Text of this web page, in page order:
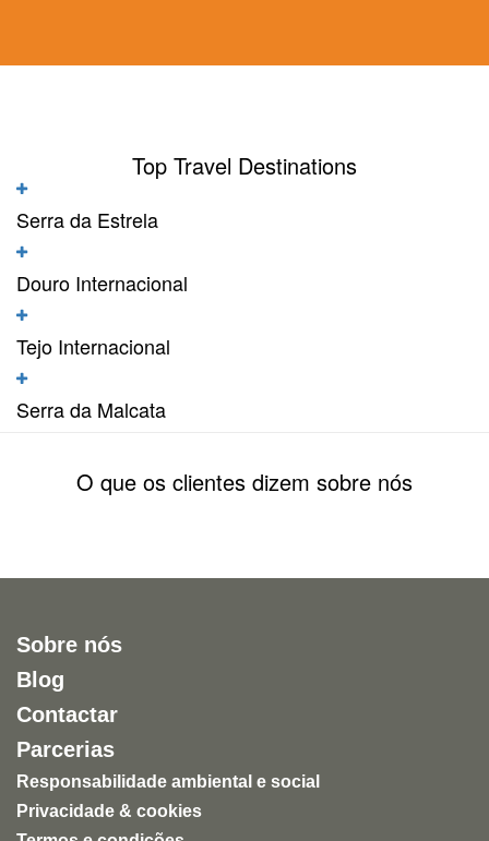
Top Travel Destinations
Serra da Estrela
Douro Internacional
Tejo Internacional
Serra da Malcata
O que os clientes dizem sobre nós
Sobre nós
Blog
Contactar
Parcerias
Responsabilidade ambiental e social
Privacidade & cookies